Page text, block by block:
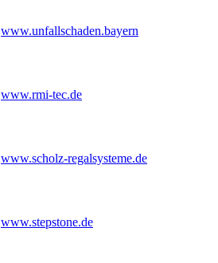
www.unfallschaden.bayern
www.rmi-tec.de
www.scholz-regalsysteme.de
www.stepstone.de